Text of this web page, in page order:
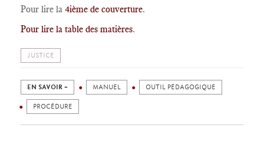
Pour lire la 4ième de couverture.
Pour lire la table des matières.
JUSTICE
EN SAVOIR + MANUEL OUTIL PÉDAGOGIQUE
PROCÉDURE